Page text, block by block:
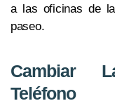
a las oficinas de
paseo.
Cambiar
Teléfono